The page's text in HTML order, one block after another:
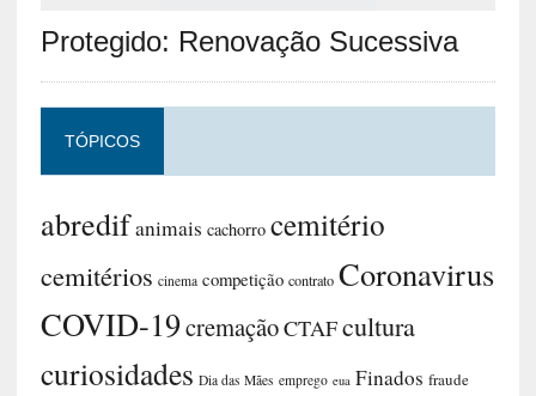
Protegido: Renovação Sucessiva
TÓPICOS
abredifanimais cachorro cemitério
cemitérios cinema competição contrato Coronavirus
COVID-19cremaçãoCTAFcultura
curiosidades Dia das Mães emprego eua Finados fraude